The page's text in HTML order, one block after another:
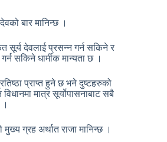
बार मानिन्छ ।
सूर्य देवलाई प्रसन्न गर्न सकिने र
सकिने धार्मीक मान्यता छ ।
प्राप्त हुने छ भने दुष्टहरुको
मात्र सूर्योपासनाबाट सबै
ग्रह अर्थात राजा मानिन्छ ।